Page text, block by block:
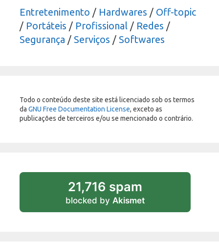
Entretenimento / Hardwares / Off-topic
/ Portáteis / Profissional / Redes /
Segurança / Serviços / Softwares
Todo o conteúdo deste site está licenciado sob os termos
da GNU Free Documentation License, exceto as
publicações de terceiros e/ou se mencionado o contrário.
21,716 spam
blocked by Akismet